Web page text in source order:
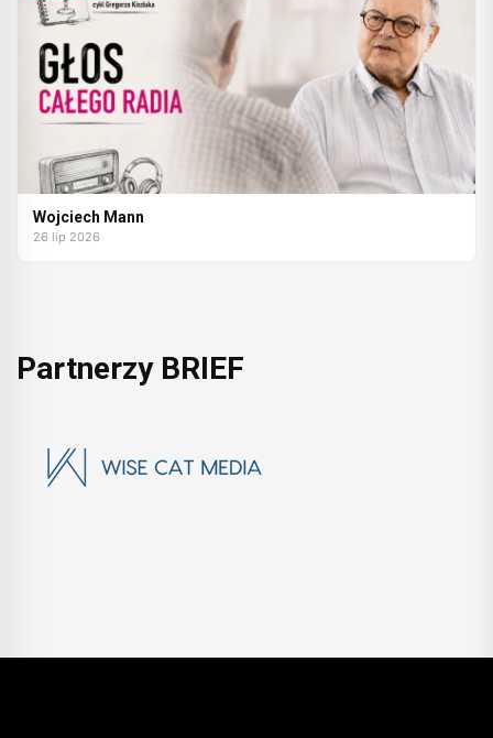
Wojciech Mann
26 lip 2026
Partnerzy BRIEF